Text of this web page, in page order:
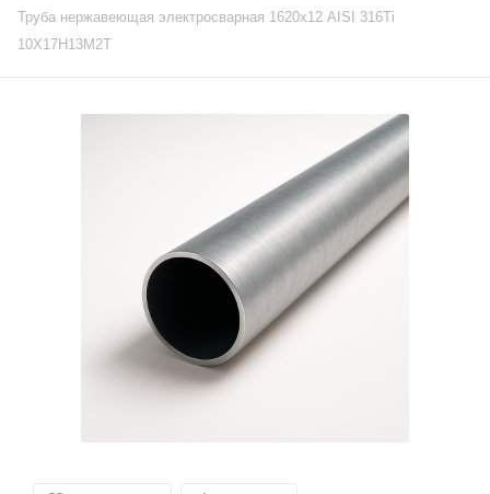
Труба нержавеющая электросварная 1620х12 AISI 316Ti
10Х17Н13М2Т